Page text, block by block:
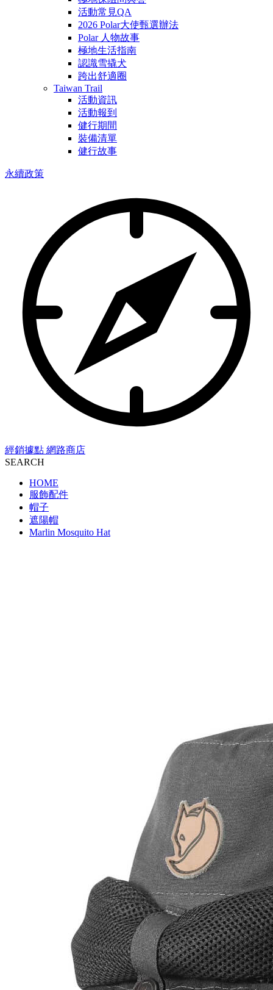
活動常見QA
2026 Polar大使甄選辦法
Polar 人物故事
極地生活指南
認識雪撬犬
跨出舒適圈
Taiwan Trail
活動資訊
活動報到
健行期間
裝備清單
健行故事
永續政策
經銷據點 網路商店
SEARCH
HOME
服飾配件
帽子
遮陽帽
Marlin Mosquito Hat